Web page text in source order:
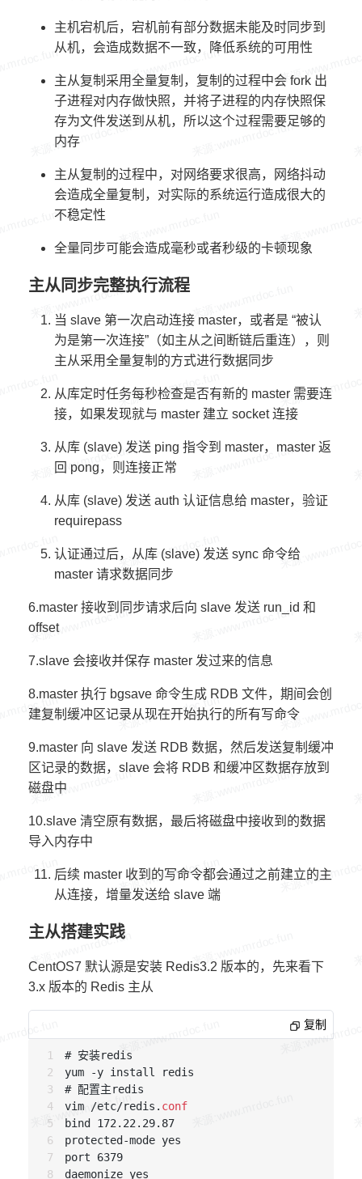
主机宕机后，宕机前有部分数据未能及时同步到
从机，会造成数据不一致，降低系统的可用性
主从复制采用全量复制，复制的过程中会 fork 出
子进程对内存做快照，并将子进程的内存快照保
存为文件发送到从机，所以这个过程需要足够的
内存
主从复制的过程中，对网络要求很高，网络抖动
会造成全量复制，对实际的系统运行造成很大的
不稳定性
全量同步可能会造成毫秒或者秒级的卡顿现象
主从同步完整执行流程
当 slave 第一次启动连接 master，或者是 “被认
为是第一次连接”（如主从之间断链后重连），则
主从采用全量复制的方式进行数据同步
从库定时任务每秒检查是否有新的 master 需要连
接，如果发现就与 master 建立 socket 连接
从库 (slave) 发送 ping 指令到 master，master 返
回 pong，则连接正常
从库 (slave) 发送 auth 认证信息给 master，验证
requirepass
认证通过后，从库 (slave) 发送 sync 命令给
master 请求数据同步
6.master 接收到同步请求后向 slave 发送 run_id 和
offset
7.slave 会接收并保存 master 发过来的信息
8.master 执行 bgsave 命令生成 RDB 文件，期间会创
建复制缓冲区记录从现在开始执行的所有写命令
9.master 向 slave 发送 RDB 数据，然后发送复制缓冲
区记录的数据，slave 会将 RDB 和缓冲区数据存放到
磁盘中
10.slave 清空原有数据，最后将磁盘中接收到的数据
导入内存中
后续 master 收到的写命令都会通过之前建立的主
从连接，增量发送给 slave 端
主从搭建实践
CentOS7 默认源是安装 Redis3.2 版本的，先来看下
3.x 版本的 Redis 主从
复制
# 安装redis
yum -y install redis
# 配置主redis
vim /etc/redis. conf
bind 172.22.29.87
protected-mode yes
port 6379
daemonize yes